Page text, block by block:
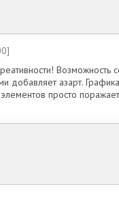
Возможность
добавляет азарт.
просто